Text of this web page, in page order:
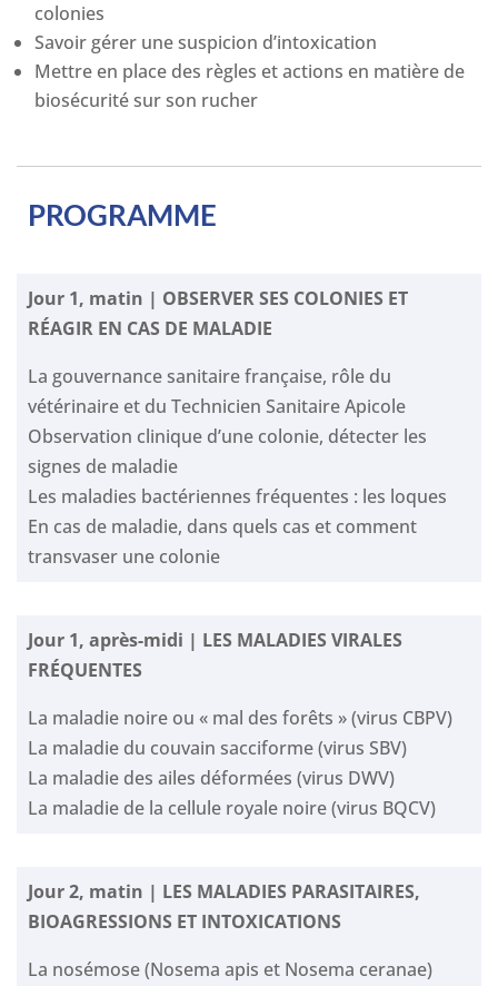
colonies
Savoir gérer une suspicion d’intoxication
Mettre en place des règles et actions en matière de
biosécurité sur son rucher
PROGRAMME
Jour 1, matin | OBSERVER SES COLONIES ET
RÉAGIR EN CAS DE MALADIE
La gouvernance sanitaire française, rôle du
vétérinaire et du Technicien Sanitaire Apicole
Observation clinique d’une colonie, détecter les
signes de maladie
Les maladies bactériennes fréquentes : les loques
En cas de maladie, dans quels cas et comment
transvaser une colonie
Jour 1, après-midi | LES MALADIES VIRALES
FRÉQUENTES
La maladie noire ou « mal des forêts » (virus CBPV)
La maladie du couvain sacciforme (virus SBV)
La maladie des ailes déformées (virus DWV)
La maladie de la cellule royale noire (virus BQCV)
Jour 2, matin | LES MALADIES PARASITAIRES,
BIOAGRESSIONS ET INTOXICATIONS
La nosémose (Nosema apis et Nosema ceranae)